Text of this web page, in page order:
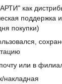
как
поддержка
покупки)
или в
накладная